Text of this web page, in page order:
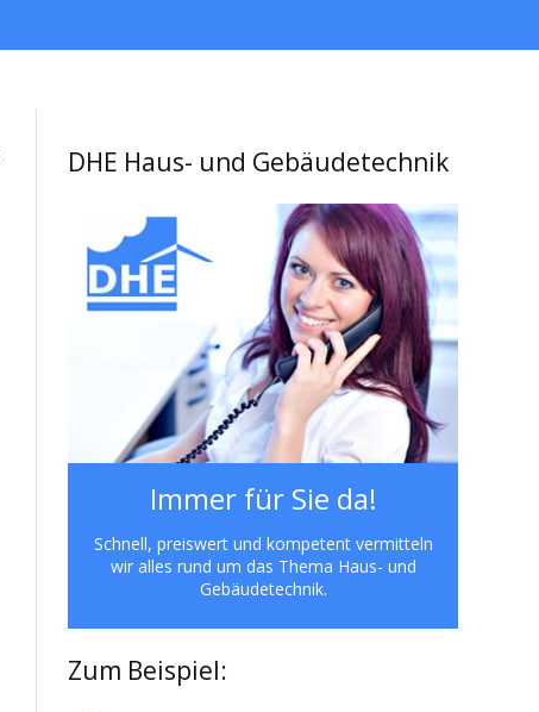
DHE Haus- und Gebäudetechnik
Immer für Sie da!
Schnell, preiswert und kompetent vermitteln
wir alles rund um das Thema Haus- und
Gebäudetechnik.
Zum Beispiel: